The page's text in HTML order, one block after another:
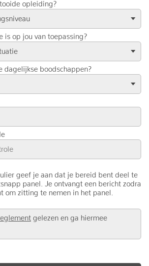
opleiding?
is op jou van toepassing?
dagelijkse boodschappen?
geef je aan dat je bereid bent deel te
panel. Je ontvangt een bericht zodra
om zitting te nemen in het panel.
gelezen en ga hiermee